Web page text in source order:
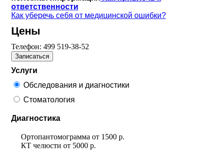
ответственности
Как уберечь себя от медицинской ошибки?
Цены
Телефон: 499 519-38-52
Записаться
Услуги
Обследования и диагностики
Стоматология
Диагностика
Ортопантомограмма от 1500 р.
КТ челюсти от 5000 р.